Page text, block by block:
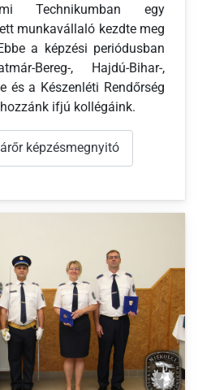
Technikumban egy
munkavállaló kezdte meg
a képzési periódusban
Bereg-, Hajdú-Bihar-,
és a Készenléti Rendőrség
ifjú kollégáink.
képzésmegnyitó